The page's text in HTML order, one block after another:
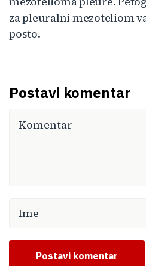
za pleuralni mezoteliom
posto.
Postavi komentar
Postavi komentar